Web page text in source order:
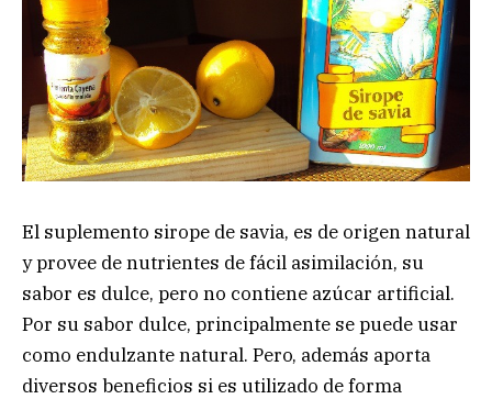
El suplemento sirope de savia, es de origen natural
y provee de nutrientes de fácil asimilación, su
sabor es dulce, pero no contiene azúcar artificial.
Por su sabor dulce, principalmente se puede usar
como endulzante natural. Pero, además aporta
diversos beneficios si es utilizado de forma